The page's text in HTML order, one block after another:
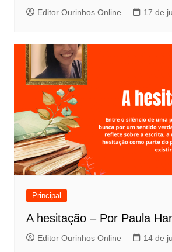
Editor Ourinhos Online 17 de
Principal
A hesitação – Por Paula
Editor Ourinhos Online 14 de